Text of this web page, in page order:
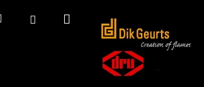
HľadaťPrihlásenieNákupný